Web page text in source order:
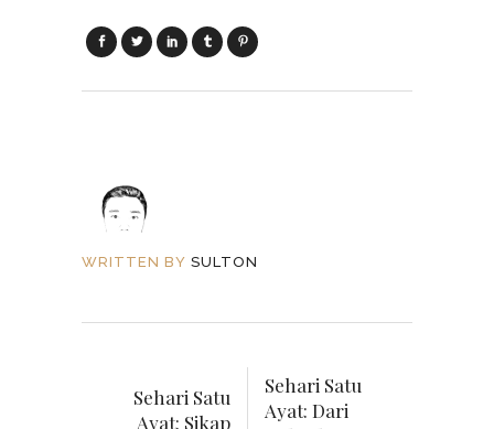
WRITTEN BY SULTON
Sehari Satu
Ayat: Sikap
Sehari Satu
Ayat: Dari